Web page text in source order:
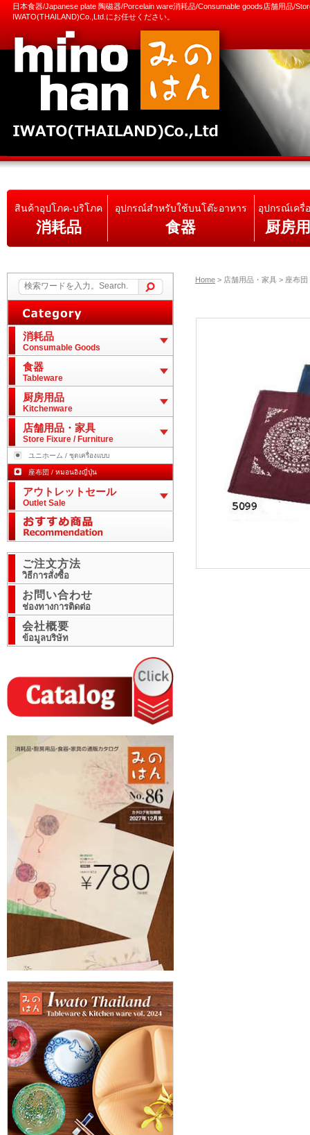
日本食器/Japanese plate 陶磁器/Porcelain ware消耗品/Consumable goods店舗用品/
IWATO(THAILAND)Co.,Ltd.にお任せください。
สินค้าอุปโภค-บริโภค
消耗品
อุปกรณ์สำหรับใช้บนโต๊ะอาหาร
食器
อุปกรณ์เครื่
厨房
消耗品
Consumable Goods
食器
Tableware
厨房用品
Kitchenware
店舗用品・家具
Store Fixure / Furniture
ユニホーム / ชุดเครื่องแบบ
座布団 / หมอนอิงญี่ปุ่น
アウトレットセール
Outlet Sale
ご注文方法
วิธีการสั่งซื้อ
お問い合わせ
ช่องทางการติดต่อ
会社概要
ข้อมูลบริษัท
Home > 店舗用品・家具 > 座布